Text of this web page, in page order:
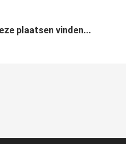
plaatsen vinden...